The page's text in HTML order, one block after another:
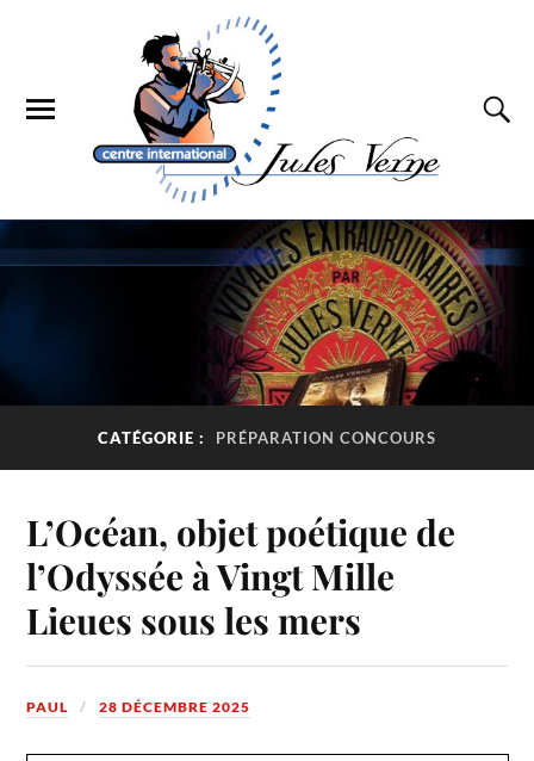
CATÉGORIE : PRÉPARATION CONCOURS
L’Océan, objet poétique de
l’Odyssée à Vingt Mille
Lieues sous les mers
PAUL 28 DÉCEMBRE 2025